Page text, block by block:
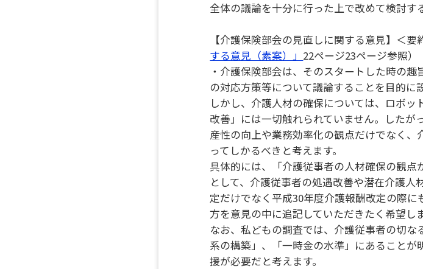
全体の議論を十分に行った上で改めて検討す
【介護保険部会の見直しに関する意見】＜要
する意見（素案）」 22ページ23ページ参照）
・介護保険部会は、そのスタートした時の
の対応方策等について議論することを目的に
しかし、介護人材の確保については、ロボ
改善」には一切触れられていません。したが
産性の向上や業務効率化の観点だけでなく
ってしかるべきと考えます。
具体的には、「介護従事者の人材確保の観
として、介護従事者の処遇改善や潜在介護
定だけでなく平成30年度介護報酬改定の際
方を意見の中に追記していただきたく希望しま
なお、私どもの調査では、介護従事者の切
系の構築」、「一時金の水準」にあることが
援が必要だと考えます。